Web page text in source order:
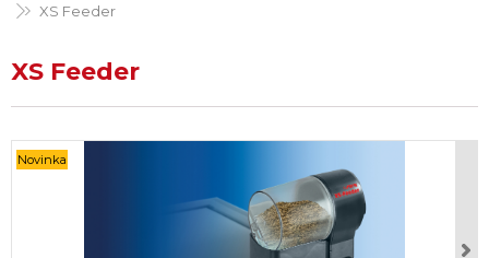
XS Feeder
XS Feeder
Novinka